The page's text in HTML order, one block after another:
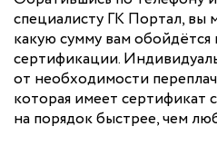
специалисту ГК Портал, вы
какую сумму вам
сертификации.
от необходимости
которая имеет сертификат
на порядок быстрее, чем